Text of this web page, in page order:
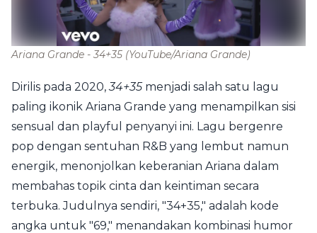
Ariana Grande - 34+35 (YouTube/Ariana Grande)
Dirilis pada 2020,34+35menjadi salah satu lagu
paling ikonik Ariana Grande yang menampilkan sisi
sensual dan playful penyanyi ini. Lagu bergenre
pop dengan sentuhan R&B yang lembut namun
energik, menonjolkan keberanian Ariana dalam
membahas topik cinta dan keintiman secara
terbuka. Judulnya sendiri, "34+35," adalah kode
angka untuk "69," menandakan kombinasi humor